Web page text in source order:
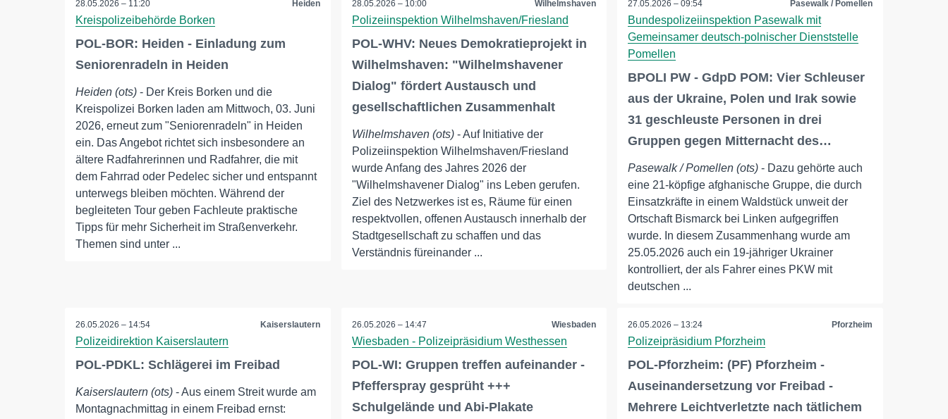
28.05.2026 – 11:20 Heiden
Kreispolizeibehörde Borken
POL-BOR: Heiden - Einladung zum
Seniorenradeln in Heiden
Heiden (ots) - Der Kreis Borken und die
Kreispolizei Borken laden am Mittwoch, 03. Juni
2026, erneut zum "Seniorenradeln" in Heiden
ein. Das Angebot richtet sich insbesondere an
ältere Radfahrerinnen und Radfahrer, die mit
dem Fahrrad oder Pedelec sicher und entspannt
unterwegs bleiben möchten. Während der
begleiteten Tour geben Fachleute praktische
Tipps für mehr Sicherheit im Straßenverkehr.
Themen sind unter ...
28.05.2026 – 10:00 Wilhelmshaven
Polizeiinspektion Wilhelmshaven/Friesland
POL-WHV: Neues Demokratieprojekt in
Wilhelmshaven: "Wilhelmshavener
Dialog" fördert Austausch und
gesellschaftlichen Zusammenhalt
Wilhelmshaven (ots)- Auf Initiative der
Polizeiinspektion Wilhelmshaven/Friesland
wurde Anfang des Jahres 2026 der
"Wilhelmshavener Dialog" ins Leben gerufen.
Ziel des Netzwerkes ist es, Räume für einen
respektvollen, offenen Austausch innerhalb der
Stadtgesellschaft zu schaffen und das
Verständnis füreinander ...
27.05.2026 – 09:54 Pasewalk / Pomellen
Bundespolizeiinspektion Pasewalk mit
Gemeinsamer deutsch-polnischer Dienststelle
Pomellen
BPOLI PW - GdpD POM: Vier Schleuser
aus der Ukraine, Polen und Irak sowie
31 geschleuste Personen in drei
Gruppen gegen Mitternacht des…
Pasewalk / Pomellen (ots) - Dazu gehörte auch
eine 21-köpfige afghanische Gruppe, die durch
Einsatzkräfte in einem Waldstück unweit der
Ortschaft Bismarck bei Linken aufgegriffen
wurde. In diesem Zusammenhang wurde am
25.05.2026 auch ein 19-jähriger Ukrainer
kontrolliert, der als Fahrer eines PKW mit
deutschen ...
26.05.2026 – 14:54 Kaiserslautern
Polizeidirektion Kaiserslautern
POL-PDKL: Schlägerei im Freibad
Kaiserslautern (ots) - Aus einem Streit wurde am
Montagnachmittag in einem Freibad ernst:
26.05.2026 – 14:47 Wiesbaden
Wiesbaden - Polizeipräsidium Westhessen
POL-WI: Gruppen treffen aufeinander -
Pfefferspray gesprüht +++
Schulgelände und Abi-Plakate
26.05.2026 – 13:24 Pforzheim
Polizeipräsidium Pforzheim
POL-Pforzheim: (PF) Pforzheim -
Auseinandersetzung vor Freibad -
Mehrere Leichtverletzte nach tätlichem